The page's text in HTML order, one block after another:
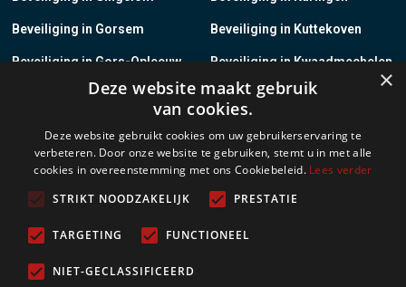
Beveiliging in Gorsem
Beveiliging in Gors-Opleeuw
Beveiliging in Gotem
Beveiliging in Groot-Loon
Beveiliging in Grote-Brogel
Beveiliging in Grote-Spouwen
Beveiliging in Kuttekoven
Beveiliging in Kwaadmechelen
Beveiliging in Lanaken
Beveiliging in Lauw
Beveiliging in Leopoldsburg
×
Deze website maakt gebruik
van cookies.
Deze website gebruikt cookies om uw gebruikerservaring te
verbeteren. Door onze website te gebruiken, stemt u in met alle
cookies in overeenstemming met ons Cookiebeleid. Lees verder
STRIKT NOODZAKELIJK
PRESTATIE
TARGETING FUNCTIONEEL
NIET-GECLASSIFICEERD